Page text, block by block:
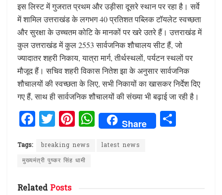
इस लिस्ट में गुजरात प्रथम और उड़ीसा दूसरे स्थान पर रहा है। सर्वे
में शामिल उत्तराखंड के लगभग 40 प्रतिशत पब्लिक टॉयलेट स्वच्छता
और सुरक्षा के उच्चतम कोटि के मानकों पर खरे उतरे हैं। उत्तराखंड में
कुल उत्तराखंड में कुल 2553 सार्वजनिक शौचालय सीट हैं, जो
ज्यादातर शहरी निकाय, यात्रा मार्ग, तीर्थस्थलों, पर्यटन स्थलों पर
मौजूद हैं। सचिव शहरी विकास नितेश झा के अनुसार सार्वजनिक
शौचालयों की स्वच्छता के लिए, सभी निकायों का खासकर निर्देश दिए
गए हैं, साथ ही सार्वजनिक शौचालयों की संख्या भी बढ़ाई जा रही है।
F
a
ce
b
o
T
w
it
te
r
Pi
n
te
re
W
h
at
Share
Tags: breaking news
latest news
मुख्यमंत्री पुष्कर सिंह धामी
RelatedPosts